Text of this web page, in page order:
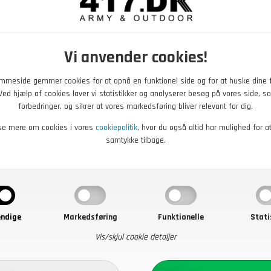
Vi anvender cookies!
gemmer cookies for at opnå en funktionel side og for at huske dine
hjælp af cookies laver vi statistikker og analyserer besøg på vores side,
forbedringer, og sikrer at vores markedsføring bliver relevant for dig.
mere om cookies i vores cookiepolitik, hvor du også altid har mulighed for
samtykke tilbage.
Markedsføring Funktionelle
Vis/skjul cookie detaljer
jagtseler med clips, som gør det nemt at sætte dem fast på det
bærerens højde og drøjde. Vi har gjort det nemt for dig at få
kan give dig det rette look til finere jagt.
beklædning hos 417.dk
og det er lige præcis, hvad du finder her hos 417.dk. Vi har tøj af
brands. Vi tilbyder hurtig levering, så finder du noget, der
at besøge den og finde det, du mangler. Skulle du have